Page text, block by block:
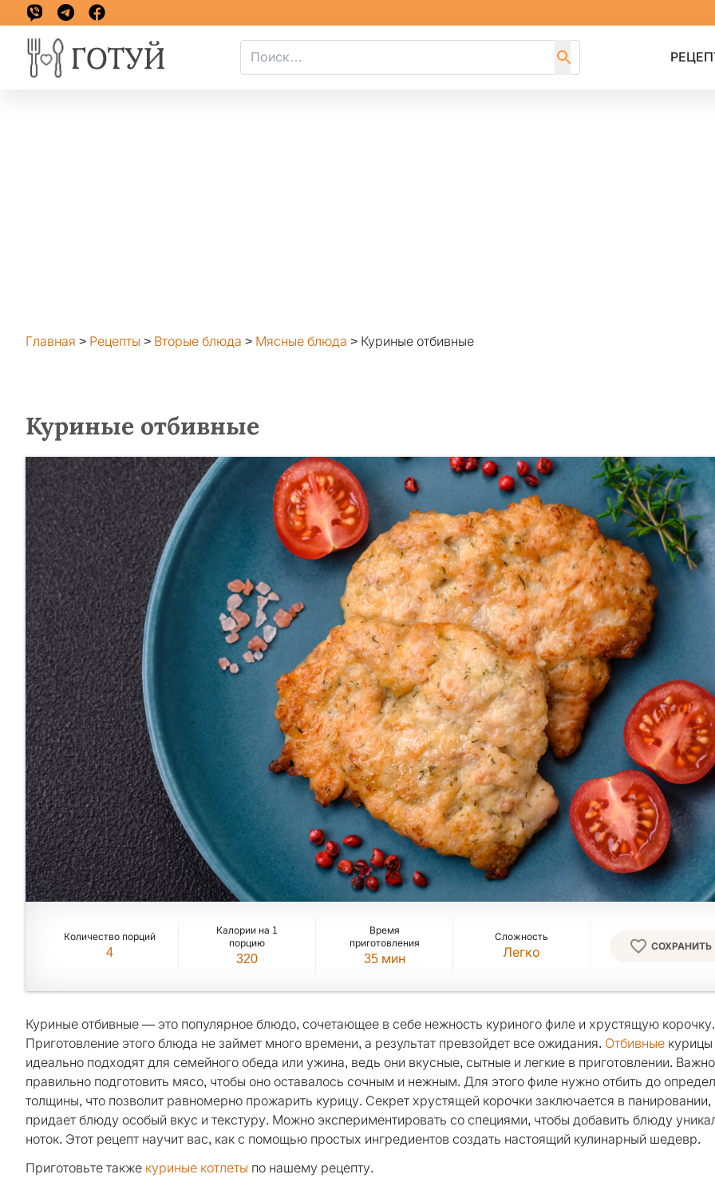
Главная > Рецепты > Вторые блюда > Мясные блюда > Куриные отбивные
Куриные отбивные
Количество порций
4
Калории на 1
порцию
320
Время
приготовления
35 мин
Сложность
Легко СОХРАНИТЬ
Куриные отбивные — это популярное блюдо, сочетающее в себе нежность куриного филе и хрустящую корочку.
Приготовление этого блюда не займет много времени, а результат превзойдет все ожидания. Отбивные курицы
идеально подходят для семейного обеда или ужина, ведь они вкусные, сытные и легкие в приготовлении. Важно
правильно подготовить мясо, чтобы оно оставалось сочным и нежным. Для этого филе нужно отбить до
толщины, что позволит равномерно прожарить курицу. Секрет хрустящей корочки заключается в панировании,
придает блюду особый вкус и текстуру. Можно экспериментировать со специями, чтобы добавить блюду
ноток. Этот рецепт научит вас, как с помощью простых ингредиентов создать настоящий кулинарный шедевр.
Приготовьте также куриные котлеты по нашему рецепту.